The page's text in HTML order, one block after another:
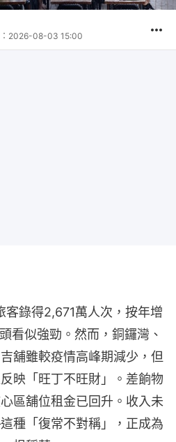
2026-08-03 15:00
錄得2,671萬人次，按年增
看似強勁。然而，銅鑼灣、
舖雖較疫情高峰期減少，但
映「旺丁不旺財」。差餉物
區舖位租金已回升。收入未
種「復常不對稱」，正成為